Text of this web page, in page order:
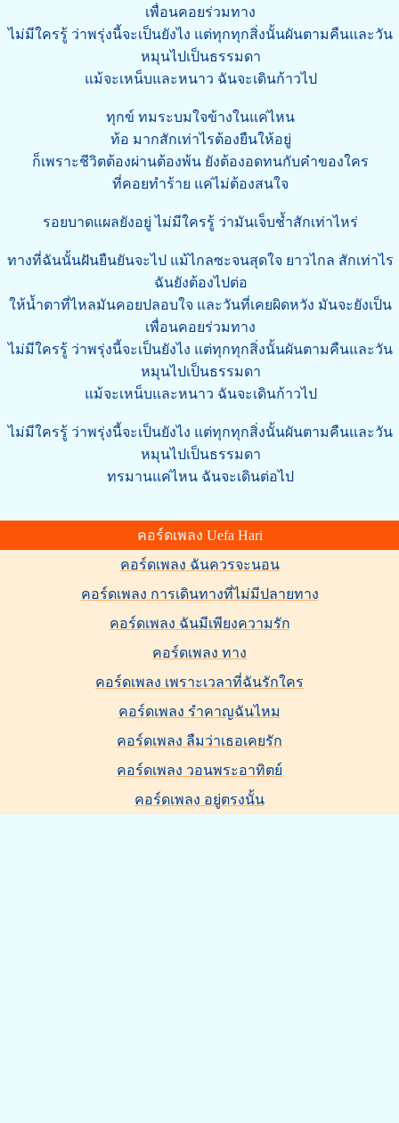
เพื่อนคอยร่วมทาง
ไม่มีใครรู้ ว่าพรุ่งนี้จะเป็นยังไง แต่ทุกทุกสิ่งนั้นผันตามคืนและวัน
หมุนไปเป็นธรรมดา
แม้จะเหน็บและหนาว ฉันจะเดินก้าวไป
ทุกข์ ทมระบมใจข้างในแค่ไหน
ท้อ มากสักเท่าไรต้องยืนให้อยู่
ก็เพราะชีวิตต้องผ่านต้องพ้น ยังต้องอดทนกับคำของใคร
ที่คอยทำร้าย แค่ไม่ต้องสนใจ
รอยบาดแผลยังอยู่ ไม่มีใครรู้ ว่ามันเจ็บช้ำสักเท่าไหร่
ทางที่ฉันนั้นฝันยืนยันจะไป แม้ไกลซะจนสุดใจ ยาวไกล สักเท่าไร
ฉันยังต้องไปต่อ
ให้น้ำตาที่ไหลมันคอยปลอบใจ และวันที่เคยผิดหวัง มันจะยังเป็น
เพื่อนคอยร่วมทาง
ไม่มีใครรู้ ว่าพรุ่งนี้จะเป็นยังไง แต่ทุกทุกสิ่งนั้นผันตามคืนและวัน
หมุนไปเป็นธรรมดา
แม้จะเหน็บและหนาว ฉันจะเดินก้าวไป
ไม่มีใครรู้ ว่าพรุ่งนี้จะเป็นยังไง แต่ทุกทุกสิ่งนั้นผันตามคืนและวัน
หมุนไปเป็นธรรมดา
ทรมานแค่ไหน ฉันจะเดินต่อไป
คอร์ดเพลง Uefa Hari
คอร์ดเพลง ฉันควรจะนอน
คอร์ดเพลง การเดินทางที่ไม่มีปลายทาง
คอร์ดเพลง ฉันมีเพียงความรัก
คอร์ดเพลง ทาง
คอร์ดเพลง เพราะเวลาที่ฉันรักใคร
คอร์ดเพลง รำคาญฉันไหม
คอร์ดเพลง ลืมว่าเธอเคยรัก
คอร์ดเพลง วอนพระอาทิตย์
คอร์ดเพลง อยู่ตรงนั้น